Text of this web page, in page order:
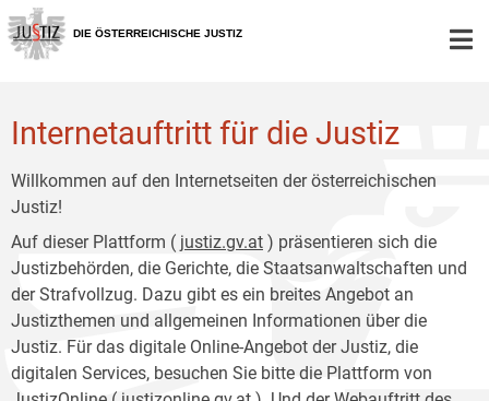
Zur
Hauptnavigation
[1]
Zum
Inhalt
[2]
DIE ÖSTERREICHISCHE JUSTIZ
Internetauftritt für die Justiz
Willkommen auf den Internetseiten der österreichischen
Justiz!
Auf dieser Plattform ( justiz.gv.at ) präsentieren sich die
Justizbehörden, die Gerichte, die Staatsanwaltschaften und
der Strafvollzug. Dazu gibt es ein breites Angebot an
Justizthemen und allgemeinen Informationen über die
Justiz. Für das digitale Online-Angebot der Justiz, die
digitalen Services, besuchen Sie bitte die Plattform von